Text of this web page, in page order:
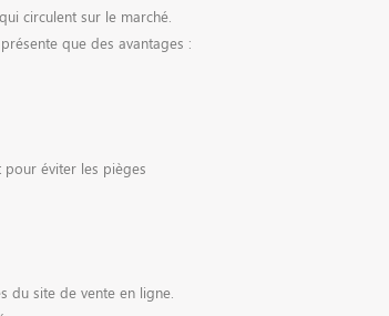
circulent sur le marché.
que des avantages :
éviter les pièges
du site de vente en ligne.